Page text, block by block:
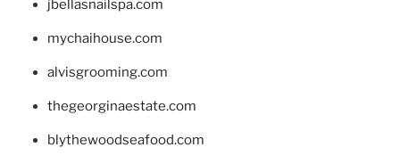
jbellasnailspa.com
mychaihouse.com
alvisgrooming.com
thegeorginaestate.com
blythewoodseafood.com